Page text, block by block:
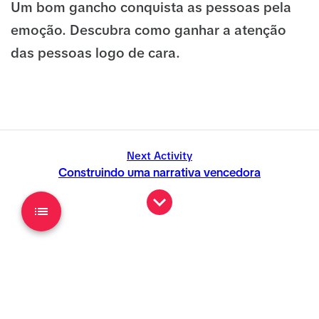
Um bom gancho conquista as pessoas pela
emoção. Descubra como ganhar a atenção
das pessoas logo de cara.
Next Activity
Construindo uma narrativa vencedora